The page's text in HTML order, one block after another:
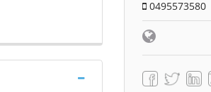
0495573580